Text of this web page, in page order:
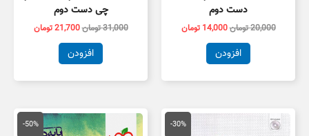
دست دوم
20,000تومان14,000 تومان
افزودن
چی دست دوم
31,000تومان21,700تومان
افزودن
-30%
قیمت
اصلی
قیمت
فعلی
-50%
قیمت
اصلی
قیمت
فعلی